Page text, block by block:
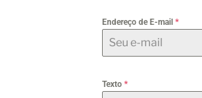
Endereço de E-mail *
Texto *